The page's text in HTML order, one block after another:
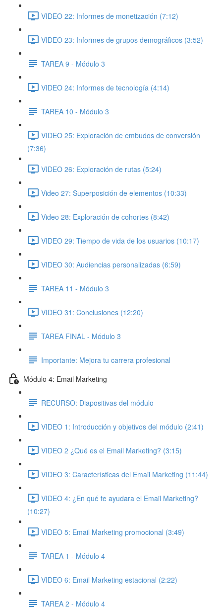
VIDEO 22: Informes de monetización (7:12)
VIDEO 23: Informes de grupos demográficos (3:52)
TAREA 9 - Módulo 3
VIDEO 24: Informes de tecnología (4:14)
TAREA 10 - Módulo 3
VIDEO 25: Exploración de embudos de conversión
(7:36)
VIDEO 26: Exploración de rutas (5:24)
Video 27: Superposición de elementos (10:33)
Video 28: Exploración de cohortes (8:42)
VIDEO 29: Tiempo de vida de los usuarios (10:17)
VIDEO 30: Audiencias personalizadas (6:59)
TAREA 11 - Módulo 3
VIDEO 31: Conclusiones (12:20)
TAREA FINAL - Módulo 3
Importante: Mejora tu carrera profesional
Módulo 4: Email Marketing
RECURSO: Diapositivas del módulo
VIDEO 1: Introducción y objetivos del módulo (2:41)
VIDEO 2 ¿Qué es el Email Marketing? (3:15)
VIDEO 3: Características del Email Marketing (11:44)
VIDEO 4: ¿En qué te ayudara el Email Marketing?
(10:27)
VIDEO 5: Email Marketing promocional (3:49)
TAREA 1 - Módulo 4
VIDEO 6: Email Marketing estacional (2:22)
TAREA 2 - Módulo 4